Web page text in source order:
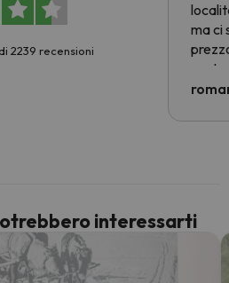
2239 recensioni
ma ci
interessarti